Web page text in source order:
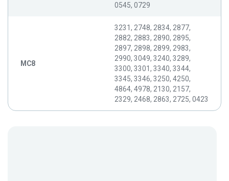
0545, 0729
MC8
3231, 2748, 2834, 2877,
2882, 2883, 2890, 2895,
2897, 2898, 2899, 2983,
2990, 3049, 3240, 3289,
3300, 3301, 3340, 3344,
3345, 3346, 3250, 4250,
4864, 4978, 2130, 2157,
2329, 2468, 2863, 2725, 0423